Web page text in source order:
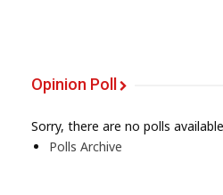
Opinion Poll
Sorry, there are no polls
Polls Archive